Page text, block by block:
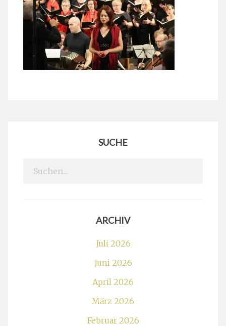
SUCHE
Search
ARCHIV
Juli 2026
Juni 2026
April 2026
März 2026
Februar 2026